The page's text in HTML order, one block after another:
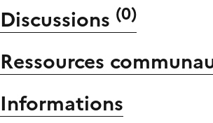
Discussions (0)
Ressources
Informations